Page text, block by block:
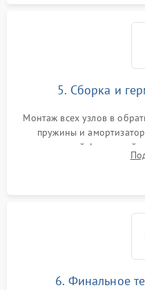
5. Сборка и
Монтаж всех узлов в
пружины и
надежной фиксацией
герметиком для
6. Финальное